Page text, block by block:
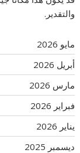
والتقدير.
مايو 2026
أبريل 2026
مارس 2026
فبراير 2026
يناير 2026
ديسمبر 2025